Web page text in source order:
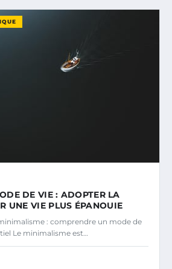
DE VIE : ADOPTER LA
UNE VIE PLUS ÉPANOUIE
: comprendre un mode de
Le minimalisme est…